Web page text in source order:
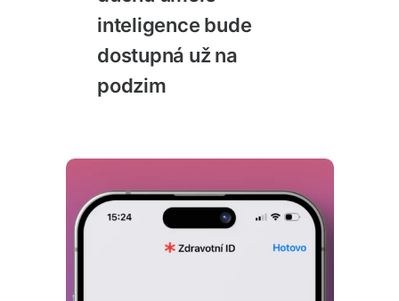
inteligence bude
dostupná už na
podzim